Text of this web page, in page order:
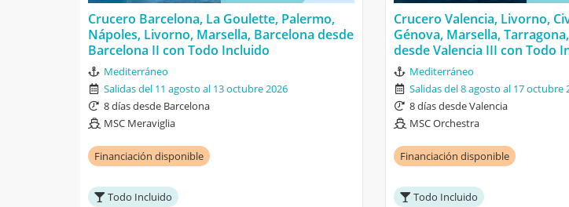
Crucero Barcelona, La Goulette, Palermo,
Nápoles, Livorno, Marsella, Barcelona desde
Barcelona II con Todo Incluido
Mediterráneo
Salidas del 11 agosto al 13 octubre 2026
8 días desde Barcelona
MSC Meraviglia
Financiación disponible
Todo Incluido
Crucero Valencia, Livorno,
Génova, Marsella,
desde Valencia III con Todo
Mediterráneo
Salidas del 8 agosto al 17 octubre
8 días desde Valencia
MSC Orchestra
Financiación disponible
Todo Incluido